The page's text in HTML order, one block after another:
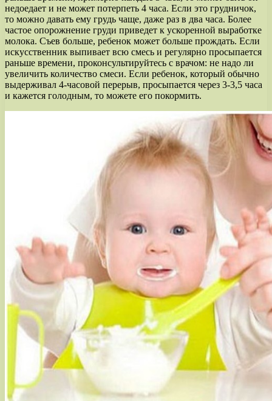
недоедает и не может потерпеть 4 часа. Если это грудничок,
то можно давать ему грудь чаще, даже раз в два часа. Более
частое опорожнение груди приведет к ускоренной выработке
молока. Съев больше, ребенок может больше прождать. Если
искусственник выпивает всю смесь и регулярно просыпается
раньше времени, проконсультируйтесь с врачом: не надо ли
увеличить количество смеси. Если ребенок, который обычно
выдерживал 4-часовой перерыв, просыпается через 3-3,5 часа
и кажется голодным, то можете его покормить.